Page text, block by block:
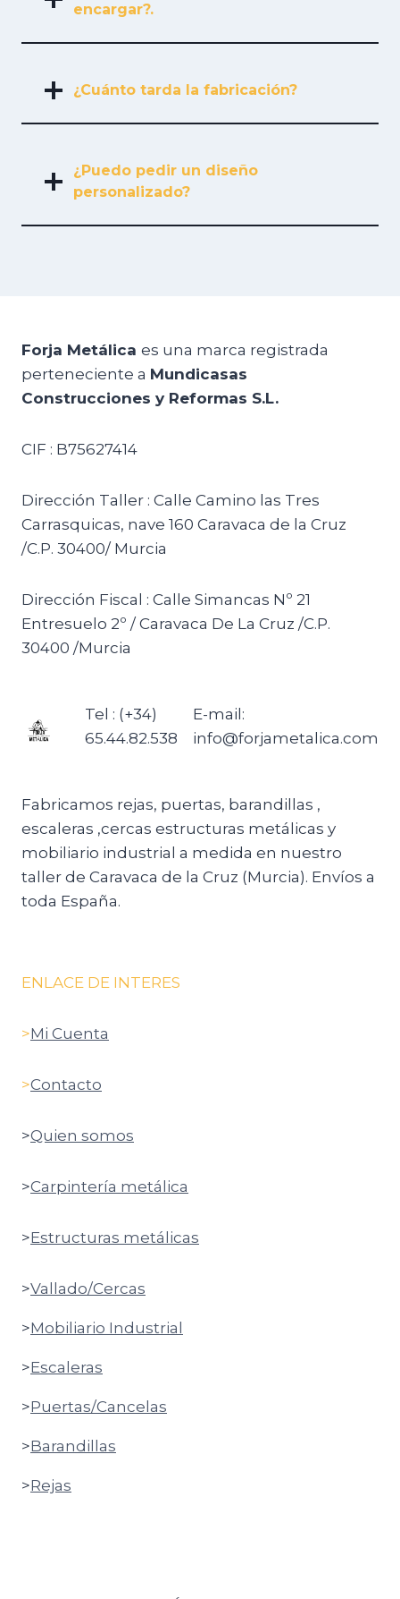
encargar?.
¿Cuánto tarda la fabricación?
¿Puedo pedir un diseño
personalizado?
Forja Metálica es una marca registrada
perteneciente a Mundicasas
Construcciones y Reformas S.L.
CIF : B75627414
Dirección Taller : Calle Camino las Tres
Carrasquicas, nave 160 Caravaca de la Cruz
/C.P. 30400/ Murcia
Dirección Fiscal : Calle Simancas Nº 21
Entresuelo 2º / Caravaca De La Cruz /C.P.
30400 /Murcia
Tel : (+34)
65.44.82.538
E-mail:
info@forjametalica.com
Fabricamos rejas, puertas, barandillas ,
escaleras ,cercas estructuras metálicas y
mobiliario industrial a medida en nuestro
taller de Caravaca de la Cruz (Murcia). Envíos a
toda España.
ENLACE DE INTERES
>Mi Cuenta
>Contacto
>Quien somos
>Carpintería metálica
>Estructuras metálicas
>Vallado/Cercas
>Mobiliario Industrial
>Escaleras
>Puertas/Cancelas
>Barandillas
>Rejas